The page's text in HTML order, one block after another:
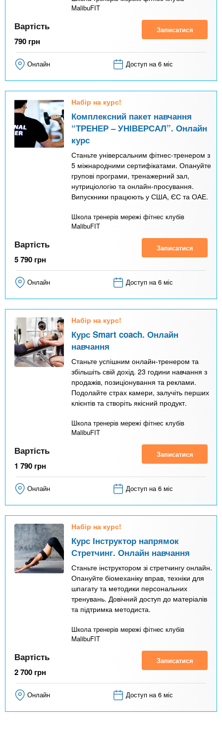
MalibuFIT
Вартість
790 грн
Записатися
Онлайн Доступ на 6 міс
Набір на курс!
Комплексний пакет навчання
“ТРЕНЕР – УНІВЕРСАЛ”. Онлайн
курс
Станьте універсальним фітнес-тренером з
5 міжнародними сертифікатами. Опануйте
групові програми, тренажерний зал,
нутриціологію та онлайн-просування.
Випускники працюють у США, ЄС та ОАЕ.
Школа тренерів мережі фітнес клубів
MalibuFIT
Вартість
5 790 грн
Записатися
Онлайн Доступ на 6 міс
Набір на курс!
Курс Smart coach. Онлайн
навчання
Станьте успішним онлайн-тренером та
збільшіть свій дохід. 23 години навчання з
продажів, позиціонування та реклами.
Подолайте страх камери, залучіть перших
клієнтів та створіть якісний продукт.
Школа тренерів мережі фітнес клубів
MalibuFIT
Вартість
1 790 грн
Записатися
Онлайн Доступ на 6 міс
Набір на курс!
Курс Інструктор напрямок
Стретчинг. Онлайн навчання
Станьте інструктором зі стретчингу онлайн.
Опануйте біомеханіку вправ, техніки для
шпагату та методики персональних
тренувань. Довічний доступ до матеріалів
та підтримка методиста.
Школа тренерів мережі фітнес клубів
MalibuFIT
Вартість
2 700 грн
Записатися
Онлайн Доступ на 6 міс